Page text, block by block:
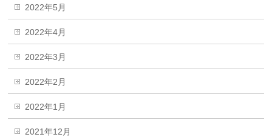
2022年5月
2022年4月
2022年3月
2022年2月
2022年1月
2021年12月